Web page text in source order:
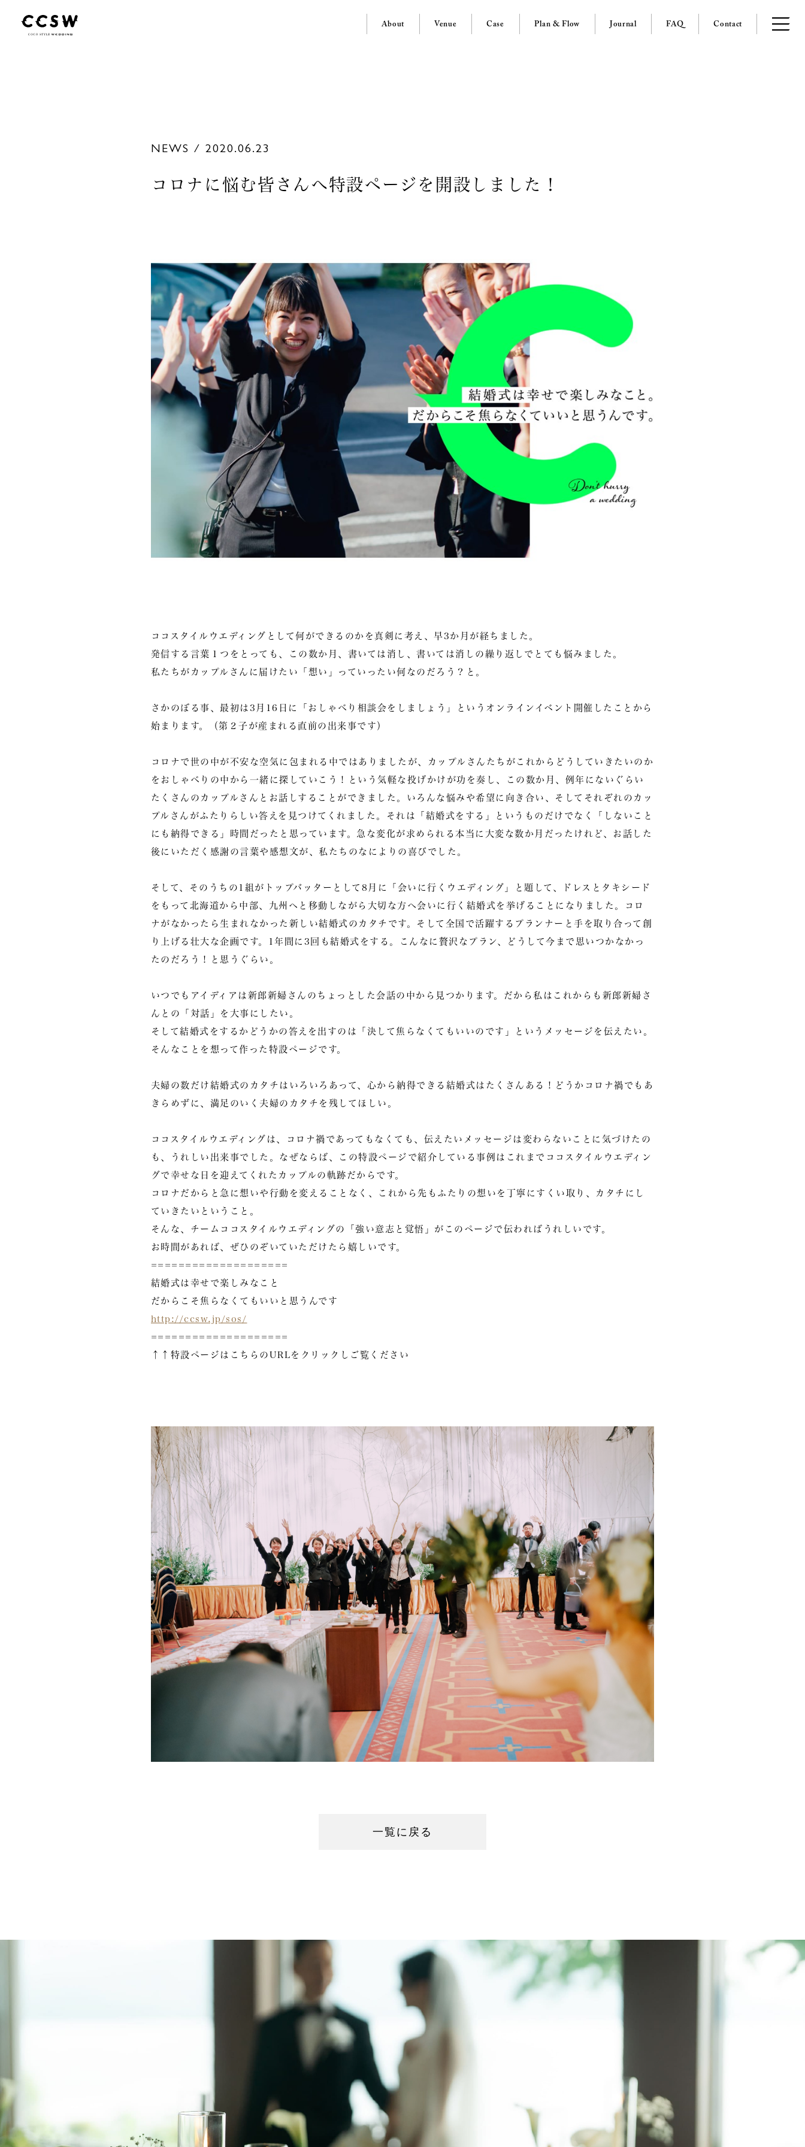
About Venue Case Plan & Flow Journal FAQ Contact
NEWS / 2020.06.23
コロナに悩む皆さんへ特設ページを開設しました！
ココスタイルウエディングとして何ができるのかを真剣に考え、早3か月が経ちました。
発信する言葉１つをとっても、この数か月、書いては消し、書いては消しの繰り返しでとても悩みました。
私たちがカップルさんに届けたい「想い」っていったい何なのだろう？と。
さかのぼる事、最初は3月16日に「おしゃべり相談会をしましょう」というオンラインイベント開催したことから
始まります。（第２子が産まれる直前の出来事です）
コロナで世の中が不安な空気に包まれる中ではありましたが、カップルさんたちがこれからどうしていきたいのか
をおしゃべりの中から一緒に探していこう！という気軽な投げかけが功を奏し、この数か月、例年にないぐらい
たくさんのカップルさんとお話しすることができました。いろんな悩みや希望に向き合い、そしてそれぞれのカッ
プルさんがふたりらしい答えを見つけてくれました。それは「結婚式をする」というものだけでなく「しないこと
にも納得できる」時間だったと思っています。急な変化が求められる本当に大変な数か月だったけれど、お話した
後にいただく感謝の言葉や感想文が、私たちのなによりの喜びでした。
そして、そのうちの1組がトップバッターとして8月に「会いに行くウエディング」と題して、ドレスとタキシード
をもって北海道から中部、九州へと移動しながら大切な方へ会いに行く結婚式を挙げることになりました。コロ
ナがなかったら生まれなかった新しい結婚式のカタチです。そして全国で活躍するプランナーと手を取り合って創
り上げる壮大な企画です。1年間に3回も結婚式をする。こんなに贅沢なプラン、どうして今まで思いつかなかっ
たのだろう！と思うぐらい。
いつでもアイディアは新郎新婦さんのちょっとした会話の中から見つかります。だから私はこれからも新郎新婦さ
んとの「対話」を大事にしたい。
そして結婚式をするかどうかの答えを出すのは「決して焦らなくてもいいのです」というメッセージを伝えたい。
そんなことを想って作った特設ページです。
夫婦の数だけ結婚式のカタチはいろいろあって、心から納得できる結婚式はたくさんある！どうかコロナ禍でもあ
きらめずに、満足のいく夫婦のカタチを残してほしい。
ココスタイルウエディングは、コロナ禍であってもなくても、伝えたいメッセージは変わらないことに気づけたの
も、うれしい出来事でした。なぜならば、この特設ページで紹介している事例はこれまでココスタイルウエディン
グで幸せな日を迎えてくれたカップルの軌跡だからです。
コロナだからと急に想いや行動を変えることなく、これから先もふたりの想いを丁寧にすくい取り、カタチにし
ていきたいということ。
そんな、チームココスタイルウエディングの「強い意志と覚悟」がこのページで伝わればうれしいです。
お時間があれば、ぜひのぞいていただけたら嬉しいです。
====================
結婚式は幸せで楽しみなこと
だからこそ焦らなくてもいいと思うんです
http://ccsw.jp/sos/
====================
↑↑特設ページはこちらのURLをクリックしご覧ください
一覧に戻る